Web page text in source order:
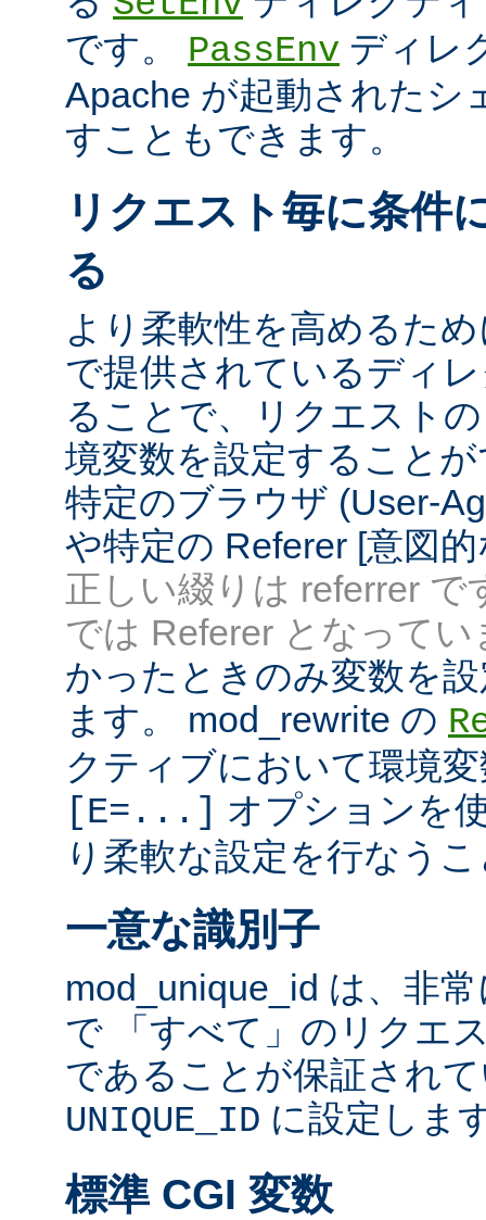
です。 PassEnv ディレ
Apache が起動されたシ
すこともできます。
リクエスト毎に条件
る
より柔軟性を高めるた
で提供されているディ
ることで、リクエスト
境変数を設定すること
特定のブラウザ (User-
や特定の Referer [意図
正しい綴りは referrer で
では Referer となってい
かったときのみ変数を
ます。 mod_rewrite の
クティブにおいて環境
[E=...] オプションを
り柔軟な設定を行なう
一意な識別子
mod_unique_id は、非
で 「すべて」のリクエ
であることが保証され
UNIQUE_ID に設定しま
標準 CGI 変数